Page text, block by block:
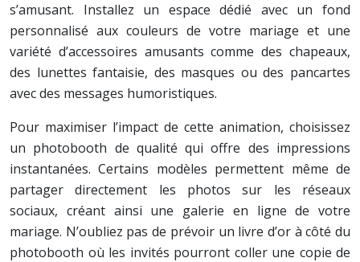
s’amusant. Installez un espace dédié avec un fond
personnalisé aux couleurs de votre mariage et une
variété d’accessoires amusants comme des chapeaux,
des lunettes fantaisie, des masques ou des pancartes
avec des messages humoristiques.
Pour maximiser l’impact de cette animation, choisissez
un photobooth de qualité qui offre des impressions
instantanées. Certains modèles permettent même de
partager directement les photos sur les réseaux
sociaux, créant ainsi une galerie en ligne de votre
mariage. N’oubliez pas de prévoir un livre d’or à côté du
photobooth où les invités pourront coller une copie de